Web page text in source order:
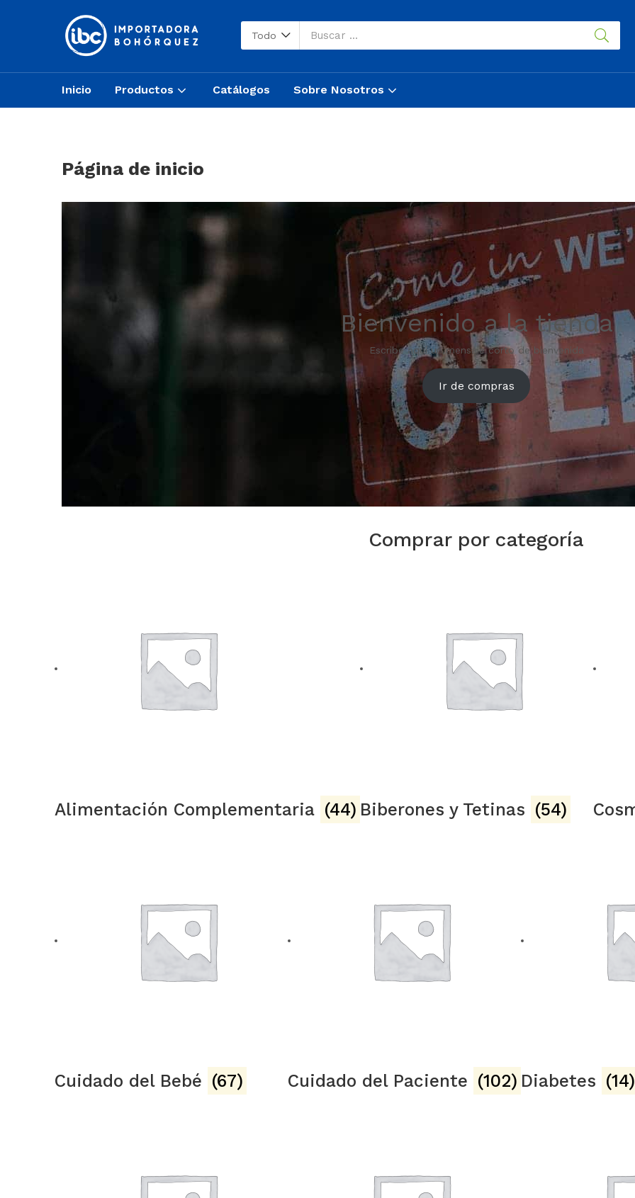
Todo
Inicio Productos Catálogos Sobre Nosotros
Página de inicio
Bienvenido a la tienda
Escribe aquí un mensaje corto de bienvenida
Ir de compras
Comprar por categoría
Alimentación Complementaria (44) Biberones y Tetinas (54)
Cuidado del Bebé (67) Cuidado del Paciente (102) Diabetes (14)